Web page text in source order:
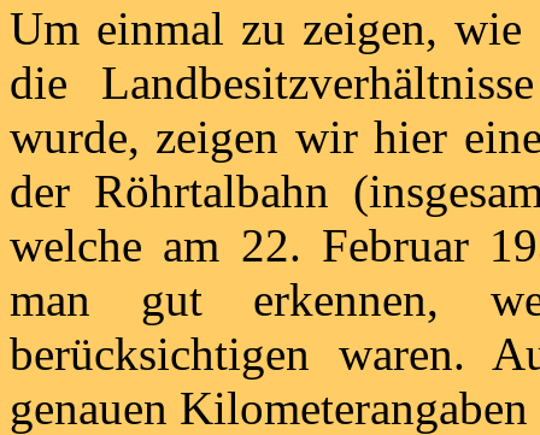
Um einmal zu zeigen,
die
wurde, zeigen wir hier
der Röhrtalbahn
welche am 22. Februar
man gut erkennen,
berücksichtigen waren.
genauen